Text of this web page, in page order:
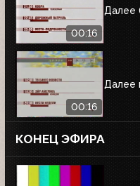
00:16
Далее
00:16
Далее
КОНЕЦ ЭФИРА